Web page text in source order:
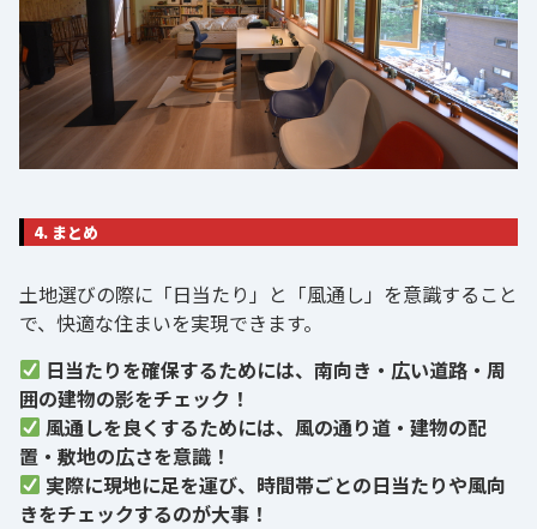
4. まとめ
土地選びの際に「日当たり」と「風通し」を意識すること
で、快適な住まいを実現できます。
日当たりを確保するためには、南向き・広い道路・周
囲の建物の影をチェック！
風通しを良くするためには、風の通り道・建物の配
置・敷地の広さを意識！
実際に現地に足を運び、時間帯ごとの日当たりや風向
きをチェックするのが大事！